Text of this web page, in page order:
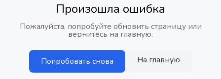
Произошла ошибка
Пожалуйста, попробуйте обновить страницу или
вернитесь на главную.
Попробовать снова На главную